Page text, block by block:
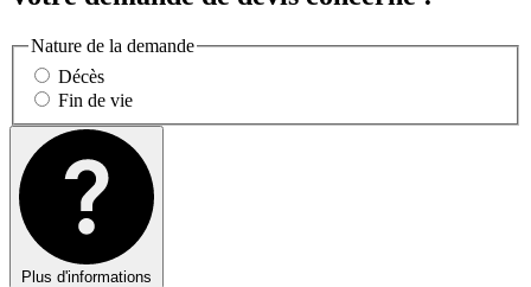
Nature de la demande
Décès
Fin de vie
Plus d'informations